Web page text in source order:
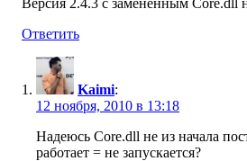
Ответить
Kaimi:
12 ноября, 2010 в 13:18
Надеюсь Core.dll не из начала
работает = не запускается?